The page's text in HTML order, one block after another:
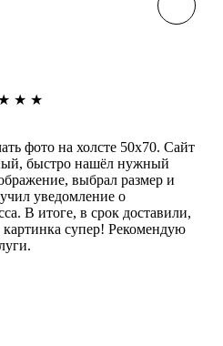
★ ★
фото на холсте 50х70. Сайт
быстро нашёл нужный
выбрал размер и
уведомление о
В итоге, в срок доставили,
картинка супер! Рекомендую